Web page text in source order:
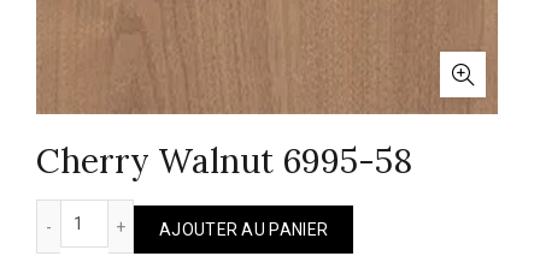
Cherry Walnut 6995-58
quantité de Cherry Walnut 6995-58
AJOUTER AU PANIER